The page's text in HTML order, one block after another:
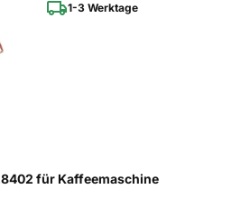
1-3 Werktage
für Kaffeemaschine